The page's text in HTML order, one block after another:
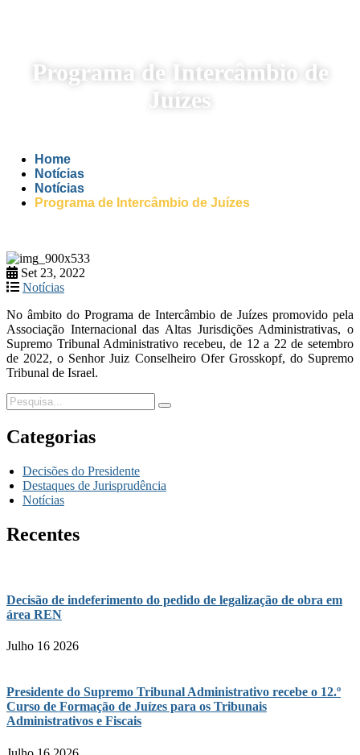
Programa de Intercâmbio de
Juízes
Home
Notícias
Notícias
Programa de Intercâmbio de Juízes
Set 23, 2022
Notícias
No âmbito do Programa de Intercâmbio de Juízes promovido pela
Associação Internacional das Altas Jurisdições Administrativas, o
Supremo Tribunal Administrativo recebeu, de 12 a 22 de setembro
de 2022, o Senhor Juiz Conselheiro Ofer Grosskopf, do Supremo
Tribunal de Israel.
Categorias
Decisões do Presidente
Destaques de Jurisprudência
Notícias
Recentes
Decisão de indeferimento do pedido de legalização de obra em
área REN
Julho 16 2026
Presidente do Supremo Tribunal Administrativo recebe o 12.º
Curso de Formação de Juízes para os Tribunais
Administrativos e Fiscais